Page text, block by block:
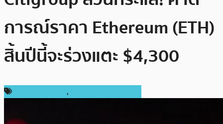
การณ์ราคา Ethereum (ETH)
สิ้นปีนี้จะร่วงแตะ $4,300
,